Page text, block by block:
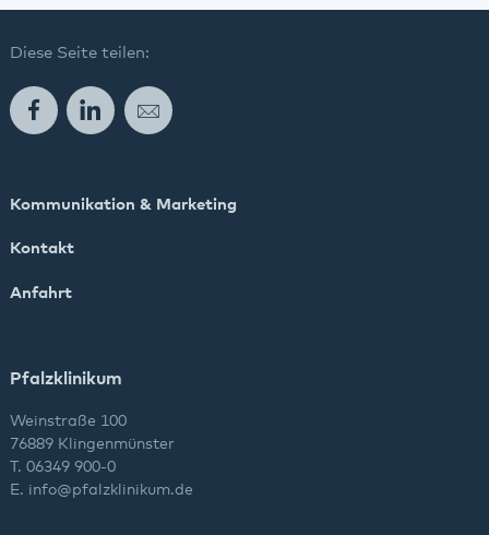
Diese Seite teilen:
FacebookLinkedInE-Mail
Kommunikation & Marketing
Kontakt
Anfahrt
Pfalzklinikum
Weinstraße 100
76889 Klingenmünster
T. 06349 900-0
E. info@pfalzklinikum.de